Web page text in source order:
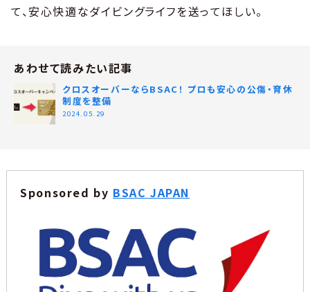
て、安心快適なダイビングライフを送ってほしい。
あわせて読みたい記事
クロスオーバーならBSAC！ プロも安心の公傷・育休
制度を整備
2024.05.29
Sponsored by BSAC JAPAN